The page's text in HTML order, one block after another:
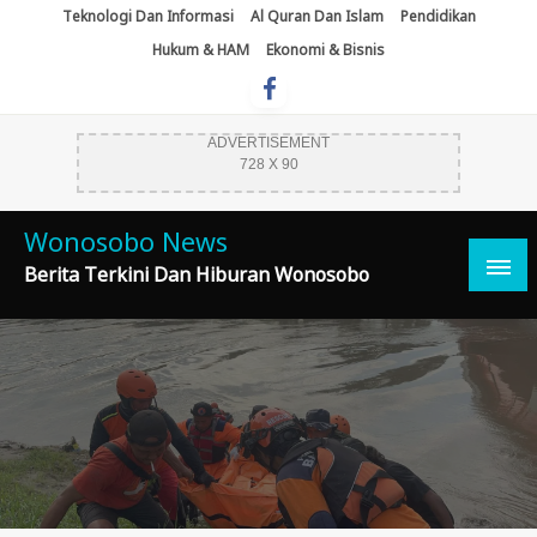
Teknologi Dan Informasi Al Quran Dan Islam
Pendidikan
Hukum & HAM
Ekonomi & Bisnis
ADVERTISEMENT
728 X 90
Wonosobo News
Berita Terkini Dan Hiburan Wonosobo